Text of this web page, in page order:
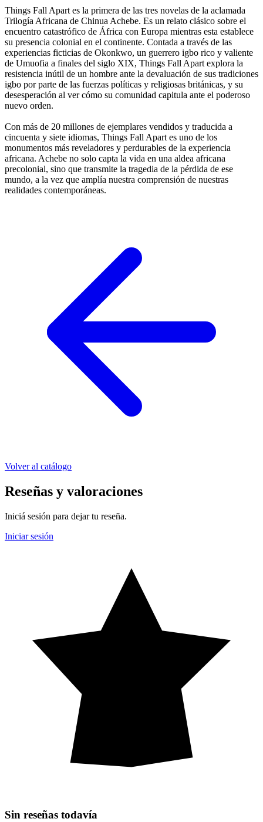
Things Fall Apart es la primera de las tres novelas de la aclamada
Trilogía Africana de Chinua Achebe. Es un relato clásico sobre el
encuentro catastrófico de África con Europa mientras esta establece
su presencia colonial en el continente. Contada a través de las
experiencias ficticias de Okonkwo, un guerrero igbo rico y valiente
de Umuofia a finales del siglo XIX, Things Fall Apart explora la
resistencia inútil de un hombre ante la devaluación de sus tradiciones
igbo por parte de las fuerzas políticas y religiosas británicas, y su
desesperación al ver cómo su comunidad capitula ante el poderoso
nuevo orden.
Con más de 20 millones de ejemplares vendidos y traducida a
cincuenta y siete idiomas, Things Fall Apart es uno de los
monumentos más reveladores y perdurables de la experiencia
africana. Achebe no solo capta la vida en una aldea africana
precolonial, sino que transmite la tragedia de la pérdida de ese
mundo, a la vez que amplía nuestra comprensión de nuestras
realidades contemporáneas.
Volver al catálogo
Reseñas y valoraciones
Iniciá sesión para dejar tu reseña.
Iniciar sesión
Sin reseñas todavía